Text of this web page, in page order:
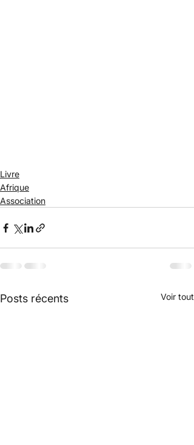
Livre
Afrique
Association
Posts récents Voir tout